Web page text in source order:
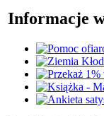
Informacje